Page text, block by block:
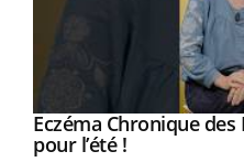
Youtube
Eczéma Chronique
pour l’été !Youtube